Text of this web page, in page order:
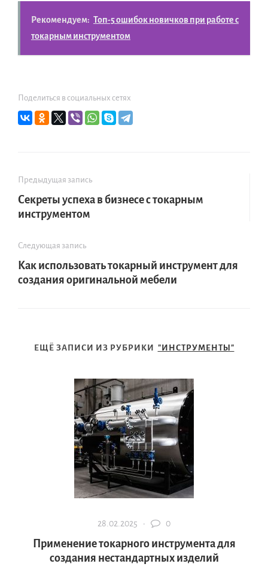
Рекомендуем: Топ-5 ошибок новичков при работе с
токарным инструментом
Поделиться в социальных сетях
Предыдущая запись
Секреты успеха в бизнесе с токарным
инструментом
Следующая запись
Как использовать токарный инструмент для
создания оригинальной мебели
ЕЩЁ ЗАПИСИ ИЗ РУБРИКИ "ИНСТРУМЕНТЫ"
28.02.2025 · 0
Применение токарного инструмента для
создания нестандартных изделий